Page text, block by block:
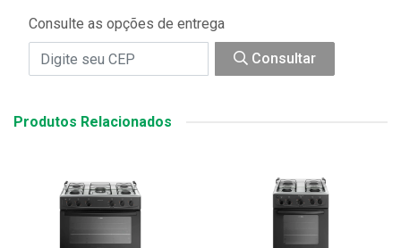
Consulte as opções de entrega
Consultar
Produtos Relacionados